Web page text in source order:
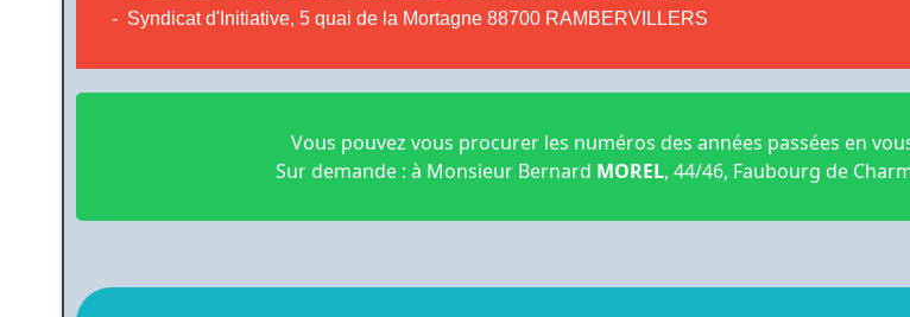
- Syndicat d'Initiative, 5 quai de la Mortagne 88700 RAMBERVILLERS
Vous pouvez vous procurer les numéros des années passées en
Sur demande : à Monsieur Bernard MOREL, 44/46, Faubourg de